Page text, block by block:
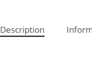
Description